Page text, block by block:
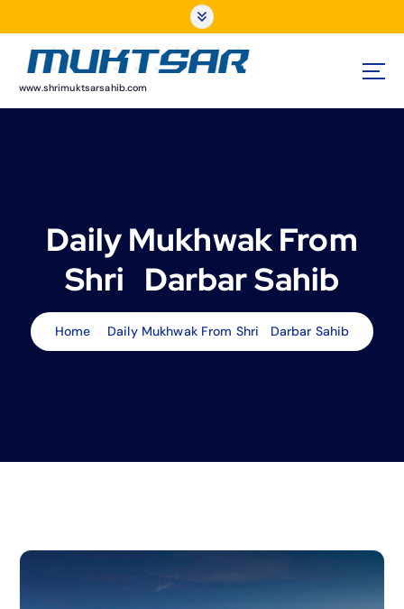
o
www.shrimuktsarsahib.com
Daily Mukhwak From
Shri Darbar Sahib
Home Daily Mukhwak From Shri Darbar Sahib